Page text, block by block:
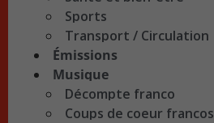
Sports
Transport / Circulation
Émissions
Musique
Décompte franco
Coups de coeur francos